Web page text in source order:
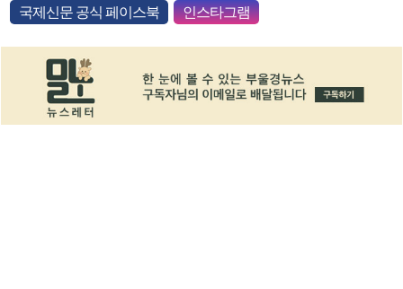
국제신문 공식 페이스북 인스타그램